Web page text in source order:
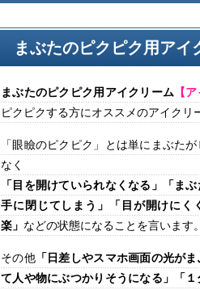
まぶたのピクピク用ア
まぶたのピクピク用アイクリーム 【
ピクピクする方にオススメのアイクリ
「眼瞼のピクピク」とは単にまぶた
なく
「目を開けていられなくなる」「ま
手に閉じてしまう」「目が開けにく
楽」 などの状態になることを言います。
その他「日差しやスマホ画面の光が
て人や物にぶつかりそうになる」「